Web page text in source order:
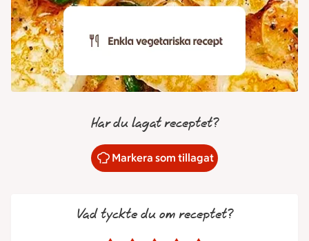
Har du lagat receptet?
Markera som tillagat
Vad tyckte du om receptet?